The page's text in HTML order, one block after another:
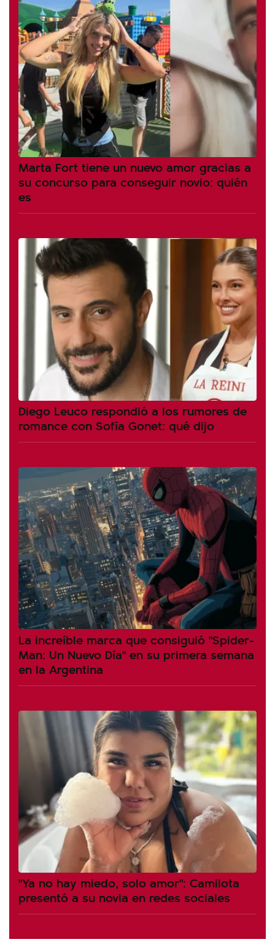
Marta Fort tiene un nuevo amor gracias a
su concurso para conseguir novio: quién
es
Diego Leuco respondió a los rumores de
romance con Sofía Gonet: qué dijo
La increíble marca que consiguió "Spider-
Man: Un Nuevo Día" en su primera semana
en la Argentina
"Ya no hay miedo, solo amor": Camilota
presentó a su novia en redes sociales